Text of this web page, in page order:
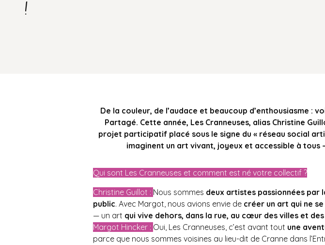
!
De la couleur, de l’audace et beaucoup d’enthousiasme :
Partagé. Cette année, Les Cranneuses, alias Christine
projet participatif placé sous le signe du « réseau social
imaginent un art vivant, joyeux et accessible à
Qui sont Les Cranneuses et comment est né votre collectif ?
Christine Guillot : Nous sommes deux artistes passionnées par
public. Avec Margot, nous avions envie de créer un art qui ne
— un art qui vive dehors, dans la rue, au cœur des villes et
Margot Hincker : Oui, Les Cranneuses, c’est avant tout une
parce que nous sommes voisines au lieu-dit de Cranne dans